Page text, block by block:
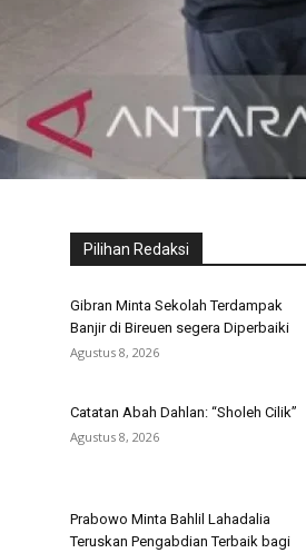
Pilihan Redaksi
Gibran Minta Sekolah Terdampak
Banjir di Bireuen segera Diperbaiki
Agustus 8, 2026
Catatan Abah Dahlan: “Sholeh Cilik”
Agustus 8, 2026
Prabowo Minta Bahlil Lahadalia
Teruskan Pengabdian Terbaik bagi